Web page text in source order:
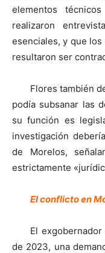
elementos
realizaron
esenciales, y que
resultaron ser
Flores también
podía subsanar las
su función es
investigación
de Morelos,
estrictamente
El conflicto en
El
de 2023, una